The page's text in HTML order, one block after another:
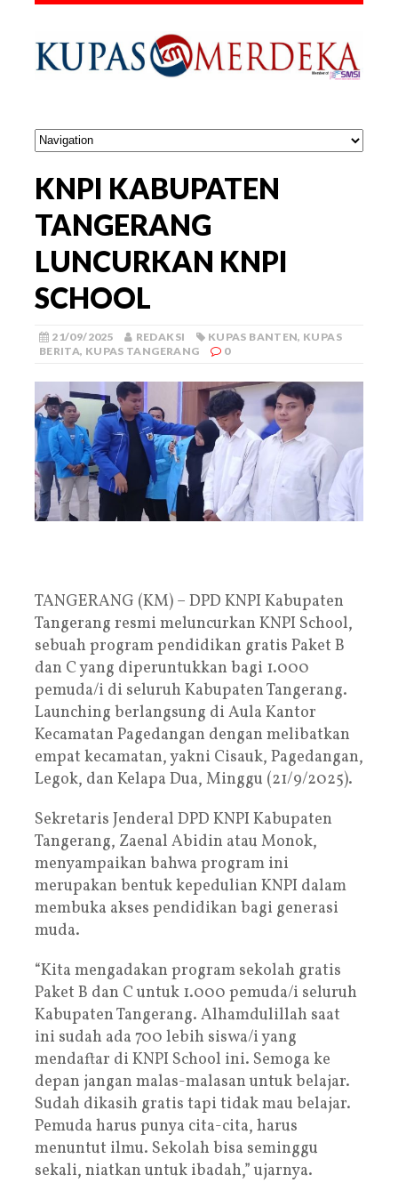
KNPI KABUPATEN
TANGERANG
LUNCURKAN KNPI
SCHOOL
21/09/2025 REDAKSI KUPAS BANTEN, KUPAS
BERITA, KUPAS TANGERANG 0
TANGERANG (KM) – DPD KNPI Kabupaten
Tangerang resmi meluncurkan KNPI School,
sebuah program pendidikan gratis Paket B
dan C yang diperuntukkan bagi 1.000
pemuda/i di seluruh Kabupaten Tangerang.
Launching berlangsung di Aula Kantor
Kecamatan Pagedangan dengan melibatkan
empat kecamatan, yakni Cisauk, Pagedangan,
Legok, dan Kelapa Dua, Minggu (21/9/2025).
Sekretaris Jenderal DPD KNPI Kabupaten
Tangerang, Zaenal Abidin atau Monok,
menyampaikan bahwa program ini
merupakan bentuk kepedulian KNPI dalam
membuka akses pendidikan bagi generasi
muda.
“Kita mengadakan program sekolah gratis
Paket B dan C untuk 1.000 pemuda/i seluruh
Kabupaten Tangerang. Alhamdulillah saat
ini sudah ada 700 lebih siswa/i yang
mendaftar di KNPI School ini. Semoga ke
depan jangan malas-malasan untuk belajar.
Sudah dikasih gratis tapi tidak mau belajar.
Pemuda harus punya cita-cita, harus
menuntut ilmu. Sekolah bisa seminggu
sekali, niatkan untuk ibadah,” ujarnya.